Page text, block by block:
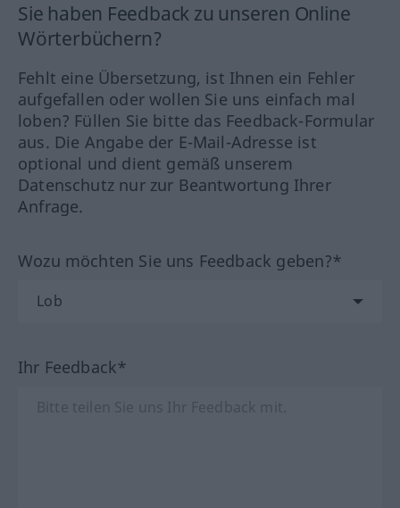
Sie haben Feedback zu unseren Online
Wörterbüchern?
Fehlt eine Übersetzung, ist Ihnen ein Fehler
aufgefallen oder wollen Sie uns einfach mal
loben? Füllen Sie bitte das Feedback-Formular
aus. Die Angabe der E-Mail-Adresse ist
optional und dient gemäß unserem
Datenschutz nur zur Beantwortung Ihrer
Anfrage.
Wozu möchten Sie uns Feedback geben?*
Ihr Feedback*